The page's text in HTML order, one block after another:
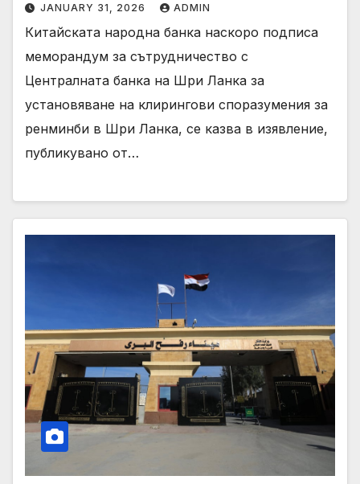
JANUARY 31, 2026 ADMIN
Китайската народна банка наскоро подписа
меморандум за сътрудничество с
Централната банка на Шри Ланка за
установяване на клирингови споразумения за
ренминби в Шри Ланка, се казва в изявление,
публикувано от…